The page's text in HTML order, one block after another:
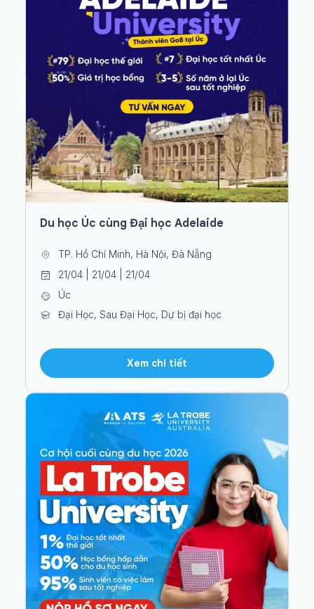
Du học Úc cùng Đại học Adelaide
TP. Hồ Chí Minh, Hà Nội, Đà Nẵng
21/04 | 21/04 | 21/04
Úc
Đại Học, Sau Đại Học, Dự bị đại học
Xem chi tiết